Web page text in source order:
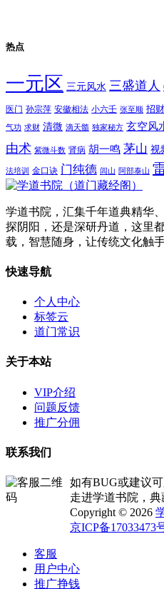
热点
一元区 三元风水 三盛道人
医门 孙宗萍 安徽相法 小六壬 张至顺 招财
气功 求财 清微 滴天髓 独家秘方 玄空风
由术 紫微斗数 肾病 胡一鸣 茅山 视
法培训 金口诀 门纯德 闾山 阿部泰山
学道书院，汇集千年道典精华
探阴阳，还是深研丹道，这里
载，智慧随身，让传统文化触手
快速导航
个人中心
标签云
道门常识
关于本站
VIP介绍
问题反馈
推广分佣
联系我们
如有BUG或建议
走进学道书院，典
Copyright © 2026
京ICP备17033473
客服
用户中心
推广挣钱